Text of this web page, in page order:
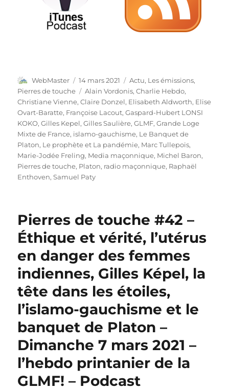
Auteur
WebMaster
Publié
le
14 mars 2021 Catégories
Actu, Les émissions,
Pierres de touche
Étiquettes
Alain Vordonis,Charlie Hebdo,
Christiane Vienne,Claire Donzel, Elisabeth Aldworth, Elise
Ovart-Baratte, Françoise Lacout,Gaspard-Hubert LONSI
KOKO,Gilles Kepel,Gilles Saulière,GLMF,Grande Loge
Mixte de France, islamo-gauchisme, Le Banquet de
Platon, Le prophète et La pandémie, Marc Tullepois,
Marie-Jodée Freling, Media maçonnique, Michel Baron,
Pierres de touche, Platon, radio maçonnique, Raphaël
Enthoven,Samuel Paty
Pierres de touche #42 –
Éthique et vérité, l’utérus
en danger des femmes
indiennes, Gilles Képel, la
tête dans les étoiles,
l’islamo-gauchisme et le
banquet de Platon –
Dimanche 7 mars 2021 –
l’hebdo printanier de la
GLMF! – Podcast